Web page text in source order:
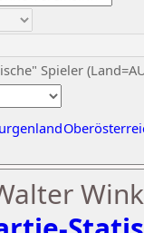
Spieler